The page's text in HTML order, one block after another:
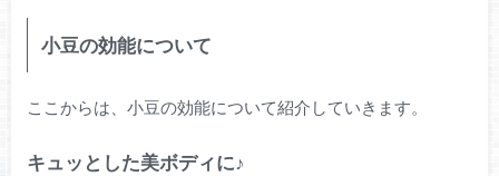
小豆の効能について
ここからは、小豆の効能について紹介していきます。
キュッとした美ボディに♪